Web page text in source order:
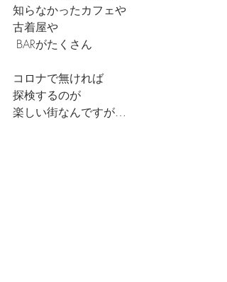
知らなかったカフェや
古着屋や
BARがたくさん
コロナで無ければ
探検するのが
楽しい街なんですが…